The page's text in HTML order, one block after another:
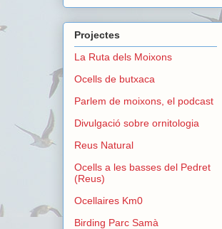
Projectes
La Ruta dels Moixons
Ocells de butxaca
Parlem de moixons, el podcast
Divulgació sobre ornitologia
Reus Natural
Ocells a les basses del Pedret
(Reus)
Ocellaires Km0
Birding Parc Samà